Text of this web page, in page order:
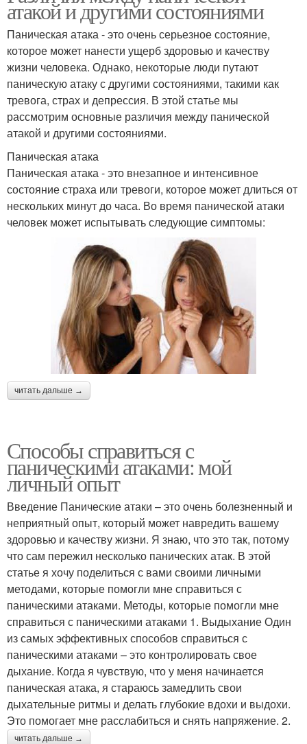
атакой и другими состояниями
Паническая атака - это очень серьезное состояние,
которое может нанести ущерб здоровью и качеству
жизни человека. Однако, некоторые люди путают
паническую атаку с другими состояниями, такими как
тревога, страх и депрессия. В этой статье мы
рассмотрим основные различия между панической
атакой и другими состояниями.
Паническая атака
Паническая атака - это внезапное и интенсивное
состояние страха или тревоги, которое может длиться от
нескольких минут до часа. Во время панической атаки
человек может испытывать следующие симптомы:
читать дальше →
Способы справиться с
паническими атаками: мой
личный опыт
Введение Панические атаки – это очень болезненный и
неприятный опыт, который может навредить вашему
здоровью и качеству жизни. Я знаю, что это так, потому
что сам пережил несколько панических атак. В этой
статье я хочу поделиться с вами своими личными
методами, которые помогли мне справиться с
паническими атаками. Методы, которые помогли мне
справиться с паническими атаками 1. Выдыхание Один
из самых эффективных способов справиться с
паническими атаками – это контролировать свое
дыхание. Когда я чувствую, что у меня начинается
паническая атака, я стараюсь замедлить свои
дыхательные ритмы и делать глубокие вдохи и выдохи.
Это помогает мне расслабиться и снять напряжение. 2.
читать дальше →